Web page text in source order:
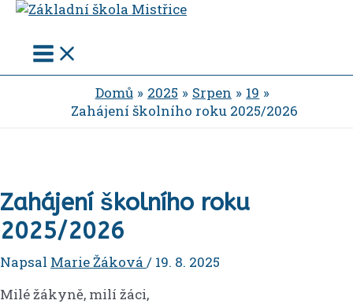
Přeskočit
obsah
Main
Menu
Domů 2025 Srpen
19
Zahájení školního roku 2025/2026
Zahájení školního roku
2025/2026
Napsal Marie Žáková / 19. 8. 2025
Milé žákyně, milí žáci,